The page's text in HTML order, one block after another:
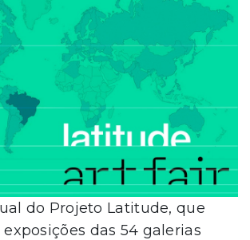
do Projeto Latitude, que
das 54 galerias